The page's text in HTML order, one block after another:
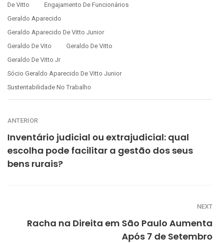
De Vitto
Engajamento De Funcionários
Geraldo Aparecido
Geraldo Aparecido De Vitto Junior
Geraldo De Vito
Geraldo De Vitto
Geraldo De Vitto Jr
Sócio Geraldo Aparecido De Vitto Junior
Sustentabilidade No Trabalho
ANTERIOR
Inventário judicial ou extrajudicial: qual
escolha pode facilitar a gestão dos seus
bens rurais?
NEXT
Racha na Direita em São Paulo Aumenta
Após 7 de Setembro